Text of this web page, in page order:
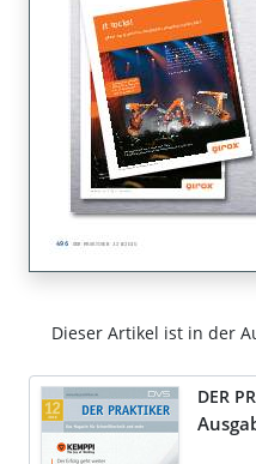
Dieser Artikel ist in der
DER